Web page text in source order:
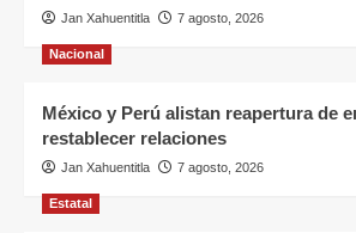
Jan Xahuentitla 7 agosto, 2026
Nacional
México y Perú alistan reapertura de
restablecer relaciones
Jan Xahuentitla 7 agosto, 2026
Estatal